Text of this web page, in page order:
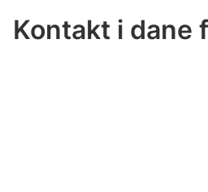
Kontakt i dane